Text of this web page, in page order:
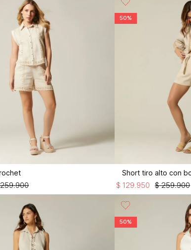
259.900
50%
$ 259.900
$ 129 950
50%